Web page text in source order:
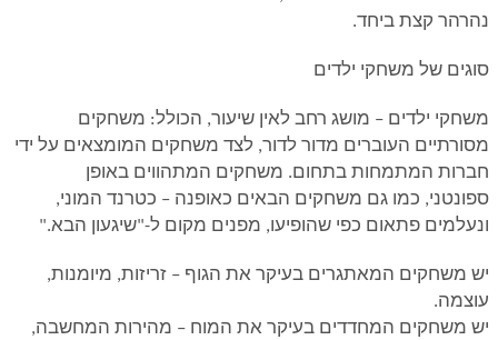
נהרהר קצת ביחד.
סוגים של משחקי ילדים
משחקי ילדים – מושג רחב לאין שיעור, הכולל: משחקים
מסורתיים העוברים מדור לדור, לצד משחקים המומצאים על ידי
חברות המתמחות בתחום. משחקים המתהווים באופן
ספונטני, כמו גם משחקים הבאים כאופנה – כטרנד המוני,
ונעלמים פתאום כפי שהופיעו, מפנים מקום ל-"שיגעון הבא".
יש משחקים המאתגרים בעיקר את הגוף – זריזות, מיומנות,
עוצמה.
יש משחקים המחדדים בעיקר את המוח – מהירות המחשבה,